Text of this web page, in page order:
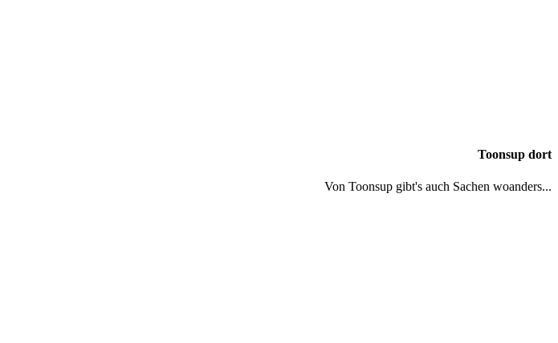
Toonsup dort
Von Toonsup gibt's auch Sachen woanders...